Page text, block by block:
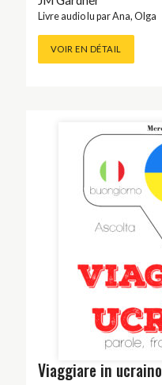
Livre audio lu parAna, Olga
VOIR EN DÉTAIL
Viaggiare in ucraino